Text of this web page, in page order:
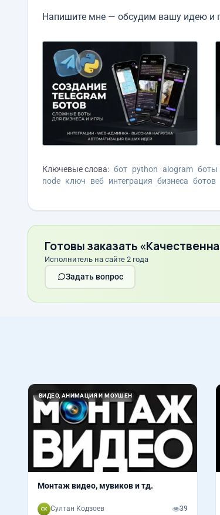
Напишите мне — обсудим вашу идею и
Ключевые слова: бот python aiogram боты
node ключ веб интеграция бизнеса ботов
Готовы заказать
Исполнитель на сайте 2 года
Задать вопрос
ВИДЕО, АНИМАЦИЯ И МОУШЕН
Монтаж видео, мувиков и тд.
Султан Кодзоев 39